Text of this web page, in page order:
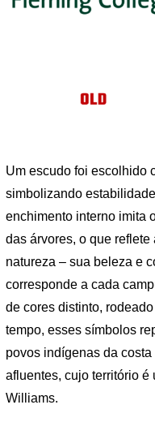
Um escudo foi escolhido
simbolizando
enchimento interno imita
das árvores, o que
natureza – sua beleza e
corresponde a cada
de cores distinto,
tempo, esses símbolos
povos indígenas da
afluentes, cujo território é
Williams.